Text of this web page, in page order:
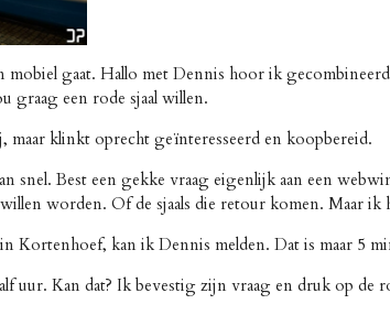
mobiel gaat. Hallo met Dennis hoor ik
graag een rode sjaal willen.
klinkt oprecht geïnteresseerd en koopbereid.
snel. Best een gekke vraag eigenlijk aan een
worden. Of de sjaals die retour komen. Maar
Kortenhoef, kan ik Dennis melden. Dat is maar 5
uur. Kan dat? Ik bevestig zijn vraag en druk op de